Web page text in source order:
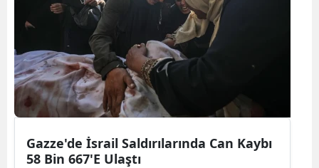
Gazze'de İsrail Saldırılarında Can Kaybı
58 Bin 667'E Ulaştı